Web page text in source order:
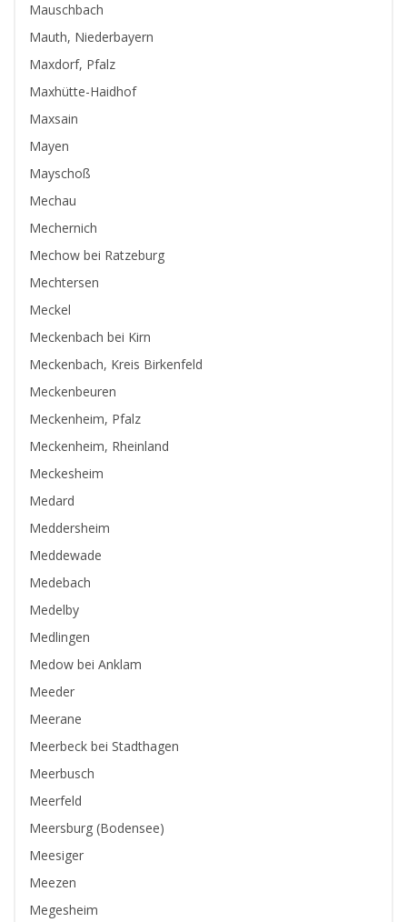
Mauschbach
Mauth, Niederbayern
Maxdorf, Pfalz
Maxhütte-Haidhof
Maxsain
Mayen
Mayschoß
Mechau
Mechernich
Mechow bei Ratzeburg
Mechtersen
Meckel
Meckenbach bei Kirn
Meckenbach, Kreis Birkenfeld
Meckenbeuren
Meckenheim, Pfalz
Meckenheim, Rheinland
Meckesheim
Medard
Meddersheim
Meddewade
Medebach
Medelby
Medlingen
Medow bei Anklam
Meeder
Meerane
Meerbeck bei Stadthagen
Meerbusch
Meerfeld
Meersburg (Bodensee)
Meesiger
Meezen
Megesheim